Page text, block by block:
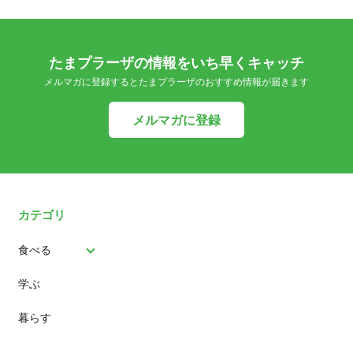
たまプラーザの情報をいち早くキャッチ
メルマガに登録するとたまプラーザのおすすめ情報が届きます
メルマガに登録
カテゴリ
食べる
パン
スイーツ
学ぶ
暮らす